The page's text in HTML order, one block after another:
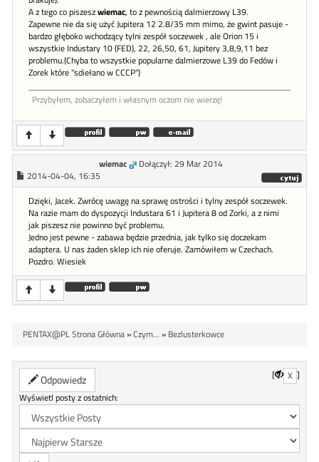
A z tego co piszeszwiemac, to z pewnością dalmierzowy L39.
Zapewne nie da się użyć Jupitera 12 2.8/35 mm mimo, że gwint pasuje -
bardzo głęboko wchodzący tylni zespół soczewek , ale Orion 15 i
wszystkie Industary 10 (FED), 22, 26,50, 61, Jupitery 3,8,9,11 bez
problemu.(Chyba to wszystkie popularne dalmierzowe L39 do Fedów i
Zorek które "sdiełano w CCCP")
Przybyłem, zobaczyłem i własnym oczom nie wierzę!
wiemac
Dołączył: 29 Mar 2014
2014-04-04, 16:35
Dzięki, Jacek. Zwrócę uwagę na sprawę ostrości i tylny zespół soczewek.
Na razie mam do dyspozycji Industara 61 i Jupitera 8 od Zorki, a z nimi
jak piszesz nie powinno być problemu.
Jedno jest pewne - zabawa będzie przednia, jak tylko się doczekam
adaptera. U nas żaden sklep ich nie oferuje. Zamówiłem w Czechach.
Pozdro. Wiesiek
PENTAX@PL Strona Główna»Czym... » Bezlusterkowce
Odpowiedz [ X ]
Wyświetl posty z ostatnich: